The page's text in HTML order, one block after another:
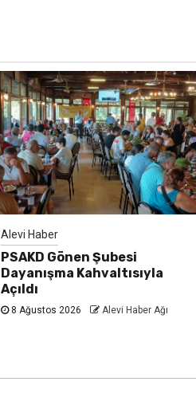
Alevi Haber
PSAKD Gönen Şubesi
Dayanışma Kahvaltısıyla
Açıldı
8 Ağustos 2026 Alevi Haber Ağı